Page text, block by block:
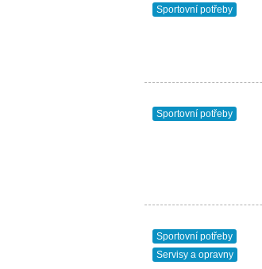
Sportovní potřeby
Sportovní potřeby
Sportovní potřeby
Servisy a opravny